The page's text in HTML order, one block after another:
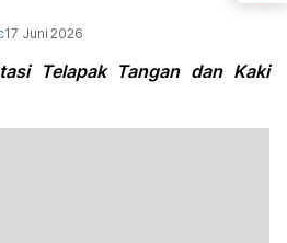
17 Juni 2026
Telapak Tangan dan Kaki